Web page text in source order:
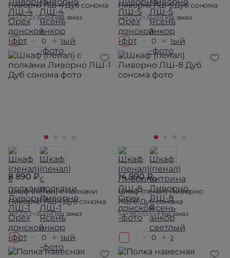
Ливорно ЛШ-4 Дуб сонома
54×221.2×35 смПод заказ
Ливорно ЛШ-5 Дуб сонома
54×221.2×35 смПод заказ
8 890 ₽
Шкаф (пенал) с полками
Ливорно ЛШ-1 Дуб сонома
36×221.2×35 смПод заказ
14 990 ₽
Шкаф (пенал) Ливорно
ЛШ-8 Дуб сонома
54×180×35 смПод заказ